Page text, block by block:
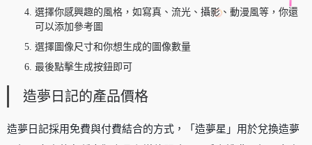
選擇你感興趣的風格，如寫真、流光、攝影、動漫風等，你還
可以添加參考圖
選擇圖像尺寸和你想生成的圖像數量
最後點擊生成按鈕即可
造夢日記的產品價格
造夢日記採用免費與付費結合的方式，「造夢星」用於兌換造夢